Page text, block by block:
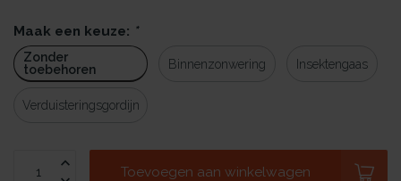
Maak een keuze: *
Zonder
toebehoren
Binnenzonwering Insektengaas
Verduisteringsgordijn
Toevoegen aan winkelwagen